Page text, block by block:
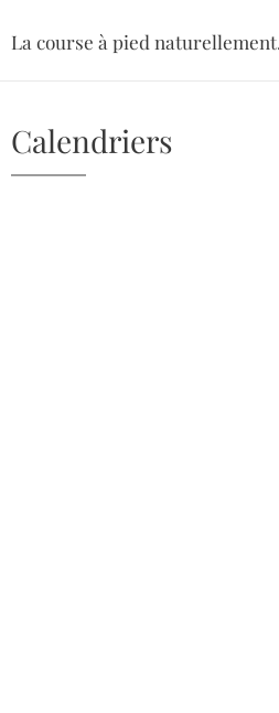
La course à pied naturellement...
Calendriers